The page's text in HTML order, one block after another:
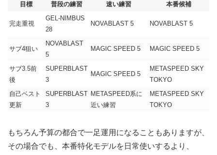
目標 普段の練習 速い練習 本番候補
完走重視
GEL-NIMBUS
28
NOVABLAST 5 NOVABLAST 5
サブ4狙い
NOVABLAST
5
MAGIC SPEED 5 MAGIC SPEED 5
サブ3.5前
後
SUPERBLAST
3
MAGIC SPEED 5
METASPEED SKY
TOKYO
自己ベスト
更新
SUPERBLAST
3
METASPEED系に
近い練習
METASPEED SKY
TOKYO
もちろん予算の都合で一足運用になることもありますが、
その場合でも、本番特化モデルを日常使いするより、